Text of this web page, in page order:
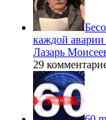
каждой
Лазарь
29